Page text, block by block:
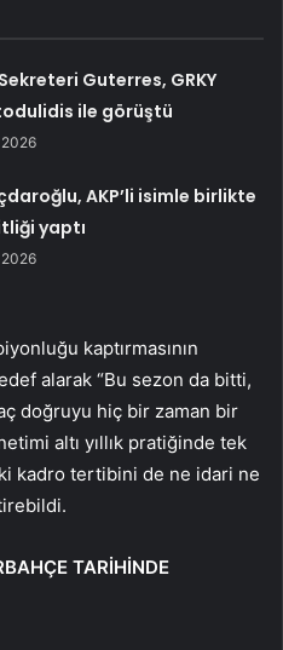
Guterres, GRKY
ile görüştü
AKP’li isimle birlikte
yaptı
kaptırmasının
alarak “Bu sezon da bitti,
doğruyu hiç bir zaman bir
altı yıllık pratiğinde tek
kadro tertibini de ne idari ne
TARİHİNDE